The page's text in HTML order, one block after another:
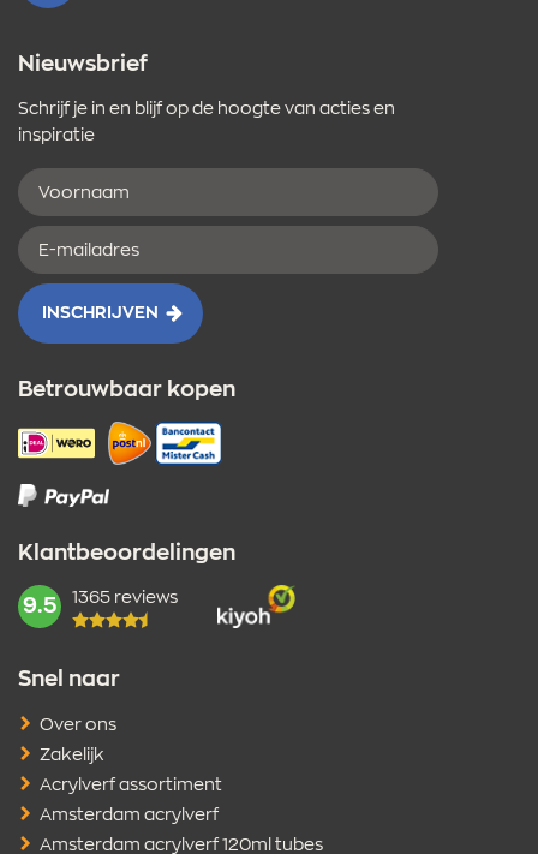
Nieuwsbrief
Schrijf je in en blijf op de hoogte van acties en
inspiratie
Voornaam
E-
mailadres
INSCHRIJVEN
Betrouwbaar kopen
Klantbeoordelingen
mark:
9.5 1365 reviews
Snel naar
Over ons
Zakelijk
Acrylverf assortiment
Amsterdam acrylverf
Amsterdam acrylverf 120ml tubes